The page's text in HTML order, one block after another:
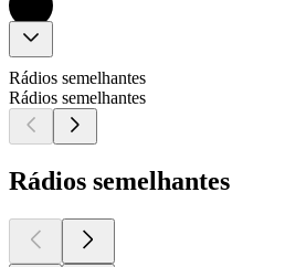
Rádios semelhantes
Rádios semelhantes
Rádios semelhantes